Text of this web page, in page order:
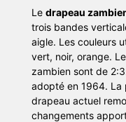
Le drapeau
trois bandes
aigle. Les couleurs
vert, noir, orange.
zambien sont de
adopté en 1964. La
drapeau actuel
changements